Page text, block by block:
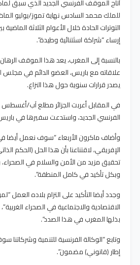
أتاح الموقف الفرنسي الجديد الذي سبق
للملك محمد السادس نهاية تموز/يوليو
التوترات الحادة خلال الأعوام الثلاثة
إرساء “شراكة اسثتنائية وطيدة”.
بالنسبة إلى المغرب، يعد هذا الموقف
علاقاته مع باريس، العضو الدائم في مجلس
يصدر قرارات سنوية حول هذا النزاع.
في المقابل أعربت الجزائر مطلع آب/
الفرنسي الجديد، واستدعت سفيرها في
وأضاف ماكرون الأربعاء “سوف نعمل أيضا
الإفريقي، لاقتناعنا بأن هذا الحل (الحكم
تحقيق مزيد من الأمن والسلام في
وبكل تأكيد في كامل المنطقة”.
وجدد أيضا التأكيد على التزام بلاده العمل
الاقتصادية والاجتماعية في الصحراء
بذلها المغرب في هذا الصدد”.
وتابع “الوكالة الفرنسية للتنمية
إطار (قانوني) مضمون”.